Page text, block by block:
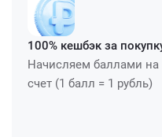
100% кешбэк за
Начисляем баллами на
счет (1 балл = 1 рубль)